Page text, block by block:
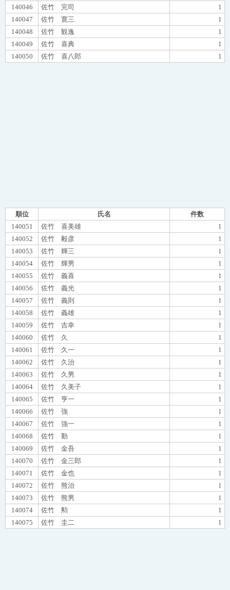
140046 佐竹 完司
1
140047
佐竹 寛三
1
140048
佐竹 観逸
1
140049
佐竹 喜典
1
140050
佐竹 喜八郎 1
順位 氏名
件数
140051
佐竹 喜美雄
1
140052
佐竹 毅彦
1
140053
佐竹 輝三
1
140054
佐竹 輝男
1
140055
佐竹 義喜
1
140056
佐竹 義光
1
140057
佐竹 義則
1
140058
佐竹 義雄
1
140059
佐竹 吉幸
1
140060
佐竹 久
1
140061
佐竹 久一
1
140062
佐竹 久治
1
140063
佐竹 久男
1
140064
佐竹 久美子
1
140065
佐竹 亨一
1
140066
佐竹 強
1
140067
佐竹 強一
1
140068
佐竹 勤
1
140069
佐竹 金吾
1
140070
佐竹 金三郎
1
140071
佐竹 金也
1
140072
佐竹 熊治
1
140073
佐竹 熊男
1
140074
佐竹 勲
1
140075
佐竹 圭二 1